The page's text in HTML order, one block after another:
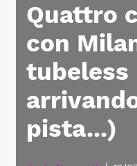
Quattro
con
tubeless
pista...)